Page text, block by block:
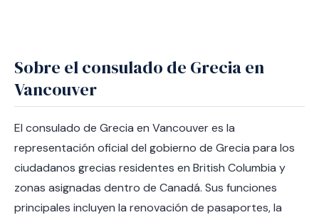
Sobre el consulado de Grecia en
Vancouver
El consulado de Grecia en Vancouver es la
representación oficial del gobierno de Grecia para los
ciudadanos grecias residentes en British Columbia y
zonas asignadas dentro de Canadá. Sus funciones
principales incluyen la renovación de pasaportes, la